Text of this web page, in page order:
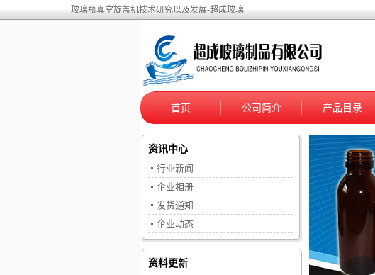
玻璃瓶真空旋盖机技术研究以及发展-超成玻璃
首页 公司简介 产品目录
资讯中心
行业新闻
企业相册
发货通知
企业动态
资料更新